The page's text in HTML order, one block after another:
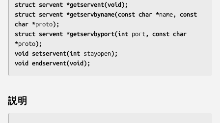
struct servent *getservent(void);
struct servent *getservbyname(const char *name , const
char *proto);
struct servent *getservbyport(int port , const char
*proto);
void setservent(int stayopen);
void endservent(void);
説明